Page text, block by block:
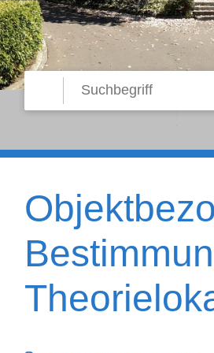
Suchbegriff
Suche starten